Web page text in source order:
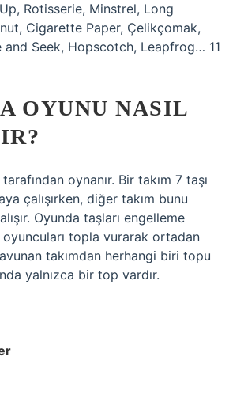
Rotisserie, Minstrel, Long
Cigarette Paper, Çelikçomak,
and Seek, Hopscotch, Leapfrog… 11
OYUNU NASIL
oynanır. Bir takım 7 taşı
çalışırken, diğer takım bunu
Oyunda taşları engelleme
topla vurarak ortadan
takımdan herhangi biri topu
yalnızca bir top vardır.